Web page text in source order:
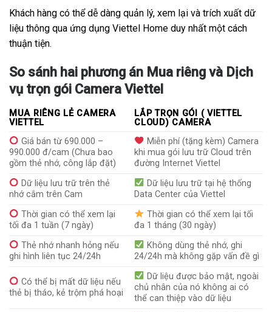
Khách hàng có thể dễ dàng quản lý, xem lại và trích xuất dữ
liệu thông qua ứng dụng Viettel Home duy nhất một cách
thuận tiện.
So sánh hai phương án Mua riêng và Dịch
vụ trọn gói Camera Viettel
MUA RIÊNG LẺ CAMERA
VIETTEL
LẮP TRỌN GÓI ( VIETTEL
CLOUD) CAMERA
Giá bán từ 690.000 –
990.000 đ/cam (Chưa bao
gồm thẻ nhớ, công lắp đặt)
Miễn phí (tặng kèm) Camera
khi mua gói lưu trữ Cloud trên
đường Internet Viettel
Dữ liệu lưu trữ trên thẻ
nhớ cắm trên Cam
Dữ liệu lưu trữ tại hệ thống
Data Center của Viettel
Thời gian có thể xem lại
tối đa 1 tuần (7 ngày)
Thời gian có thể xem lại tối
đa 1 tháng (30 ngày)
Thẻ nhớ nhanh hỏng nếu
ghi hình liên tục 24/24h
Không dùng thẻ nhớ, ghi
24/24h mà không gặp vấn đề gì
Có thể bị mất dữ liệu nếu
thẻ bị tháo, kẻ trộm phá hoại
Dữ liệu được bảo mật, ngoài
chủ nhân của nó không ai có
thể can thiệp vào dữ liệu